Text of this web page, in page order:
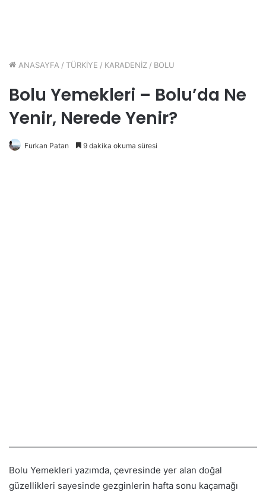
ANASAYFA / TÜRKİYE / KARADENİZ / BOLU
Bolu Yemekleri – Bolu’da Ne
Yenir, Nerede Yenir?
Furkan Patan 9 dakika okuma süresi
Bolu Yemekleri yazımda, çevresinde yer alan doğal
güzellikleri sayesinde gezginlerin hafta sonu kaçamağı